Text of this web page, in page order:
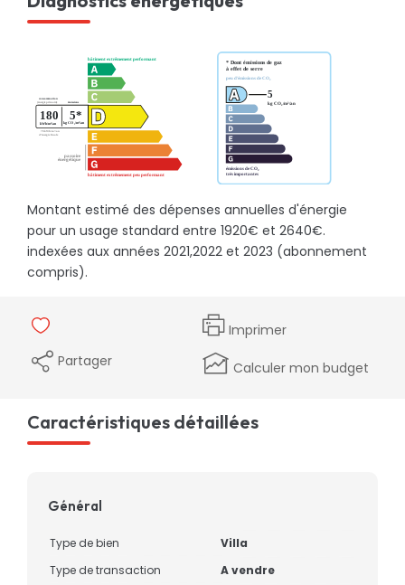
Montant estimé des dépenses annuelles d'énergie
pour un usage standard entre 1920€ et 2640€.
indexées aux années 2021,2022 et 2023 (abonnement
compris).
Imprimer
Partager
Calculer mon budget
Caractéristiques détaillées
Général
Type de bien
Villa
Type de transaction
A vendre